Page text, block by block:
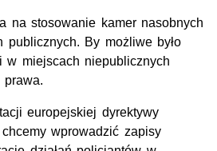
na stosowanie kamer nasobnych
publicznych. By możliwe było
w miejscach niepublicznych
prawa.
europejskiej dyrektywy
wprowadzić zapisy